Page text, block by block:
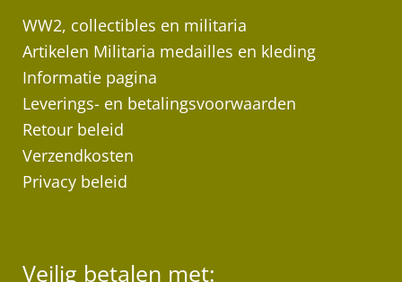
WW2, collectibles en militaria
Artikelen Militaria medailles en kleding
Informatie pagina
Leverings- en betalingsvoorwaarden
Retour beleid
Verzendkosten
Privacy beleid
Veilig betalen met: